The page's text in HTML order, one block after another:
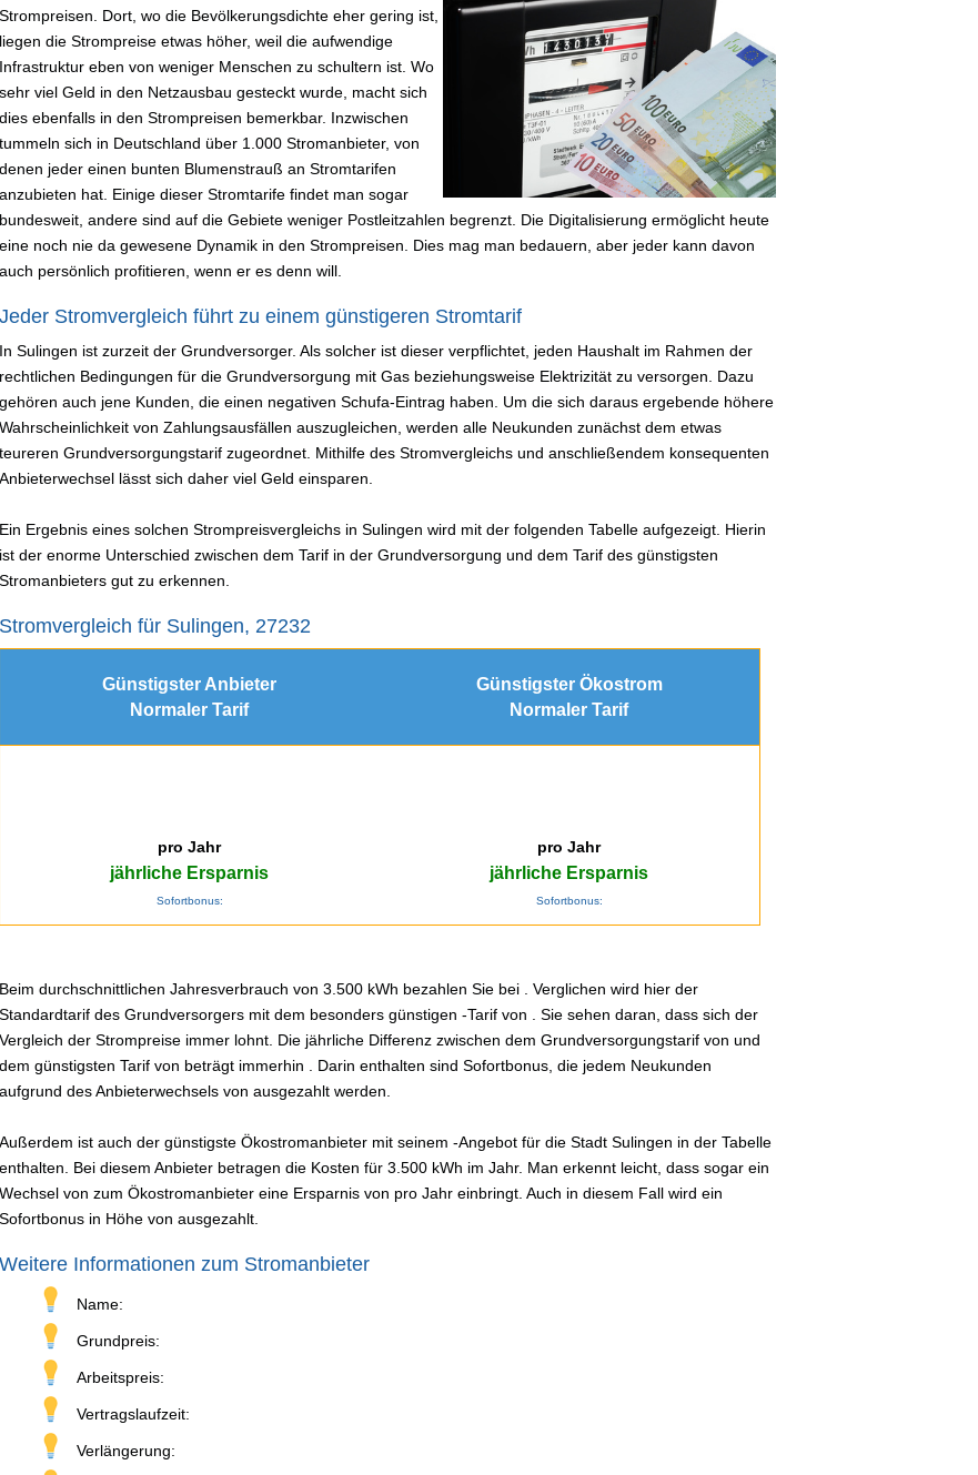
Strompreisen. Dort, wo die Bevölkerungsdichte eher gering ist,
liegen die Strompreise etwas höher, weil die aufwendige
Infrastruktur eben von weniger Menschen zu schultern ist. Wo
sehr viel Geld in den Netzausbau gesteckt wurde, macht sich
dies ebenfalls in den Strompreisen bemerkbar. Inzwischen
tummeln sich in Deutschland über 1.000 Stromanbieter, von
denen jeder einen bunten Blumenstrauß an Stromtarifen
anzubieten hat. Einige dieser Stromtarife findet man sogar
bundesweit, andere sind auf die Gebiete weniger Postleitzahlen begrenzt. Die Digitalisierung ermöglicht heute
eine noch nie da gewesene Dynamik in den Strompreisen. Dies mag man bedauern, aber jeder kann davon
auch persönlich profitieren, wenn er es denn will.
Jeder Stromvergleich führt zu einem günstigeren Stromtarif
In Sulingen ist zurzeit der Grundversorger. Als solcher ist dieser verpflichtet, jeden Haushalt im Rahmen der
rechtlichen Bedingungen für die Grundversorgung mit Gas beziehungsweise Elektrizität zu versorgen. Dazu
gehören auch jene Kunden, die einen negativen Schufa-Eintrag haben. Um die sich daraus ergebende höhere
Wahrscheinlichkeit von Zahlungsausfällen auszugleichen, werden alle Neukunden zunächst dem etwas
teureren Grundversorgungstarif zugeordnet. Mithilfe des Stromvergleichs und anschließendem konsequenten
Anbieterwechsel lässt sich daher viel Geld einsparen.
Ein Ergebnis eines solchen Strompreisvergleichs in Sulingen wird mit der folgenden Tabelle aufgezeigt. Hierin
ist der enorme Unterschied zwischen dem Tarif in der Grundversorgung und dem Tarif des günstigsten
Stromanbieters gut zu erkennen.
Stromvergleich für Sulingen, 27232
Günstigster Anbieter
Normaler Tarif
Günstigster Ökostrom
Normaler Tarif
pro Jahr
jährliche Ersparnis
Sofortbonus:
pro Jahr
jährliche Ersparnis
Sofortbonus:
Beim durchschnittlichen Jahresverbrauch von 3.500 kWh bezahlen Sie bei . Verglichen wird hier der
Standardtarif des Grundversorgers mit dem besonders günstigen -Tarif von . Sie sehen daran, dass sich der
Vergleich der Strompreise immer lohnt. Die jährliche Differenz zwischen dem Grundversorgungstarif von und
dem günstigsten Tarif von beträgt immerhin . Darin enthalten sind Sofortbonus, die jedem Neukunden
aufgrund des Anbieterwechsels von ausgezahlt werden.
Außerdem ist auch der günstigste Ökostromanbieter mit seinem -Angebot für die Stadt Sulingen in der Tabelle
enthalten. Bei diesem Anbieter betragen die Kosten für 3.500 kWh im Jahr. Man erkennt leicht, dass sogar ein
Wechsel von zum Ökostromanbieter eine Ersparnis von pro Jahr einbringt. Auch in diesem Fall wird ein
Sofortbonus in Höhe von ausgezahlt.
Weitere Informationen zum Stromanbieter
Name:
Grundpreis:
Arbeitspreis:
Vertragslaufzeit:
Verlängerung: